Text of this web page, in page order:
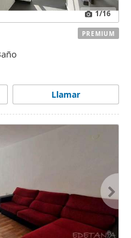
1/16
Llamar
PREMIUM